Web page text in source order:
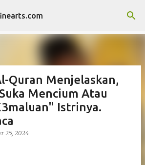
ke konten utama
Quran Menjelaskan,
Mencium Atau
Istrinya.
25, 2024